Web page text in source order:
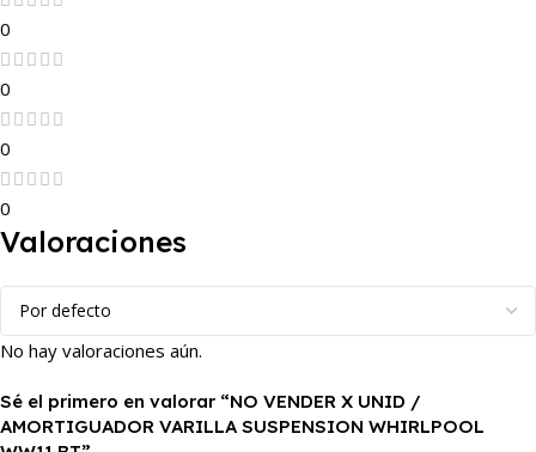
0
0
0
0
Valoraciones
No hay valoraciones aún.
Sé el primero en valorar “NO VENDER X UNID /
AMORTIGUADOR VARILLA SUSPENSION WHIRLPOOL